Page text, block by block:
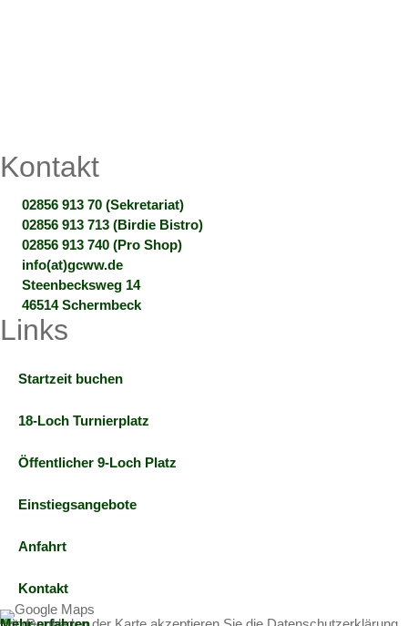
Kontakt
02856 913 70 (Sekretariat)
02856 913 713 (Birdie Bistro)
02856 913 740 (Pro Shop)
info(at)gcww.de
Steenbecksweg 14
46514 Schermbeck
Links
Startzeit buchen
18-Loch Turnierplatz
Öffentlicher 9-Loch Platz
Einstiegsangebote
Anfahrt
Kontakt